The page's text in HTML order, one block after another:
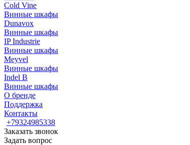
Cold Vine
Винные шкафы
Dunavox
Винные шкафы
IP Industrie
Винные шкафы
Meyvel
Винные шкафы
Indel B
Винные шкафы
О бренде
Поддержка
Контакты
+79324985338
Заказать звонок
Задать вопрос